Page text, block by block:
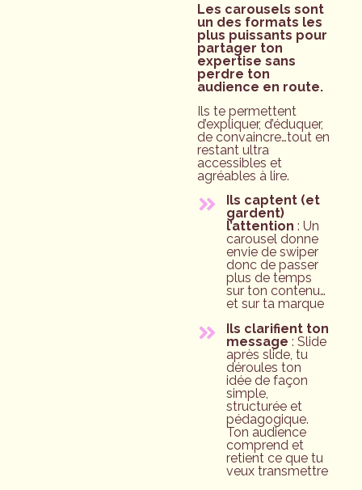
Les carousels sont
un des formats les
plus puissants pour
partager ton
expertise sans
perdre ton
audience en route.
Ils te permettent
d’expliquer, d’éduquer,
de convaincre…tout en
restant ultra
accessibles et
agréables à lire.
Ils captent (et
gardent)
l’attention : Un
carousel donne
envie de swiper
donc de passer
plus de temps
sur ton contenu…
et sur ta marque
Ils clarifient ton
message : Slide
après slide, tu
déroules ton
idée de façon
simple,
structurée et
pédagogique.
Ton audience
comprend et
retient ce que tu
veux transmettre